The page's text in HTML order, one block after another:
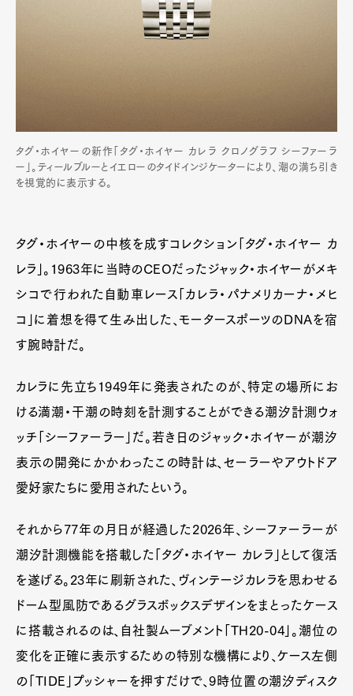
タグ・ホイヤーの新作「タグ・ホイヤー カレラ クロノグラフ シーファーラ
ー」。ティールブルーとイエローのタイドインジケーターにより、潮の満ち引き
を視覚的に表示する。
タグ・ホイヤーの中核を成すコレクション「タグ・ホイヤー カ
レラ」。1963年に当時のCEOだったジャック・ホイヤーがメキ
シコで行われた自動車レース「カレラ・パナメリカーナ・メヒ
コ」に着想を得て生み出した、モータースポーツのDNAを宿
す腕時計だ。
カレラに先立ち1949年に発表されたのが、特定の場所にお
ける満潮・干潮の時刻を計測することができる潮汐計測ウォ
ッチ「シーファーラー」だ。若き日のジャック・ホイヤーが潮汐
表示の開発にかかわったこの時計は、セーラーやアウトドア
愛好家たちに愛用されたという。
それから77年の月日が経過した2026年、シーファーラーが
潮汐計測機能を搭載した「タグ・ホイヤー カレラ」として復活
を遂げる。23年に刷新された、ヴィンテージカレラを思わせる
ドーム型風防であるグラスボックスデザインをまとったケース
に搭載されるのは、自社製ムーブメント「TH20-04」。潮位の
変化を正確に表示するための特別な機構により、ケース左側
の「TIDE」プッシャーを押すだけで、9時位置の潮汐ディスク